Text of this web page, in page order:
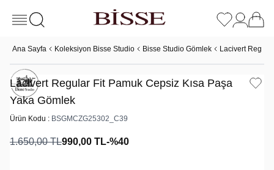
Ana Sayfa Koleksiyon Bisse Studio Bisse Studio Gömlek Lacivert
Lacivert Regular Fit Pamuk Cepsiz Kısa Paşa
Yaka Gömlek
Ürün Kodu : BSGMCZG25302_C39
1.650,00TL990,00 TL-%40